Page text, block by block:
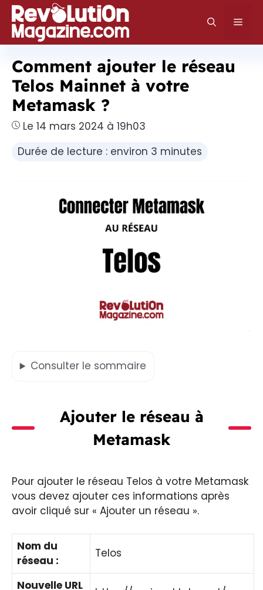
Aller
au
contenu
Comment ajouter le réseau
Telos Mainnet à votre
Metamask ?
Le 14 mars 2024 à 19h03
Durée de lecture : environ 3 minutes
Consulter le sommaire
Ajouter le réseau à
Metamask
Pour ajouter le réseau Telos à votre Metamask
vous devez ajouter ces informations après
avoir cliqué sur « Ajouter un réseau ».
Nom du
réseau :
Telos
Nouvelle URL